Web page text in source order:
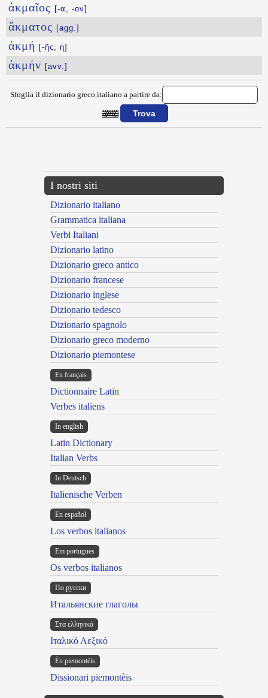
ἀκμαῖος [-α, -ον]
ἄκματος [agg.]
ἀκμή [-ῆς, ἡ]
ἀκμήν [avv.]
Sfoglia il dizionario greco italiano a partire da:
I nostri siti
Dizionario italiano
Grammatica italiana
Verbi Italiani
Dizionario latino
Dizionario greco antico
Dizionario francese
Dizionario inglese
Dizionario tedesco
Dizionario spagnolo
Dizionario greco moderno
Dizionario piemontese
En français
Dictionnaire Latin
Verbes italiens
In english
Latin Dictionary
Italian Verbs
In Deutsch
Italienische Verben
En español
Los verbos italianos
Em portugues
Os verbos italianos
По русски
Итальянские глаголы
Στα ελληνικά
Ιταλικό Λεξικό
Ën piemontèis
Dissionari piemontèis